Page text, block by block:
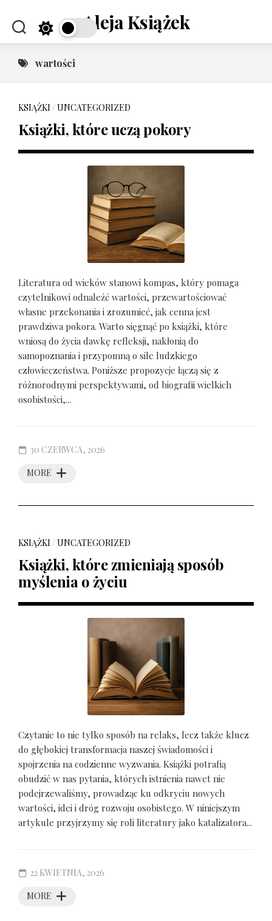
content
Aleja Książek
wartości
KSIĄŻKI /UNCATEGORIZED
Książki, które uczą pokory
Literatura od wieków stanowi kompas, który pomaga
czytelnikowi odnaleźć wartości, przewartościować
własne przekonania i zrozumieć, jak cenna jest
prawdziwa pokora. Warto sięgnąć po książki, które
wniosą do życia dawkę refleksji, nakłonią do
samopoznania i przypomną o sile ludzkiego
człowieczeństwa. Poniższe propozycje łączą się z
różnorodnymi perspektywami, od biografii wielkich
osobistości,...
MORE
30 CZERWCA, 2026
KSIĄŻKI /UNCATEGORIZED
Książki, które zmieniają sposób
myślenia o życiu
Czytanie to nie tylko sposób na relaks, lecz także klucz
do głębokiej transformacja naszej świadomości i
spojrzenia na codzienne wyzwania. Książki potrafią
obudzić w nas pytania, których istnienia nawet nie
podejrzewaliśmy, prowadząc ku odkryciu nowych
wartości, idei i dróg rozwoju osobistego. W niniejszym
artykule przyjrzymy się roli literatury jako katalizatora...
MORE
22 KWIETNIA, 2026